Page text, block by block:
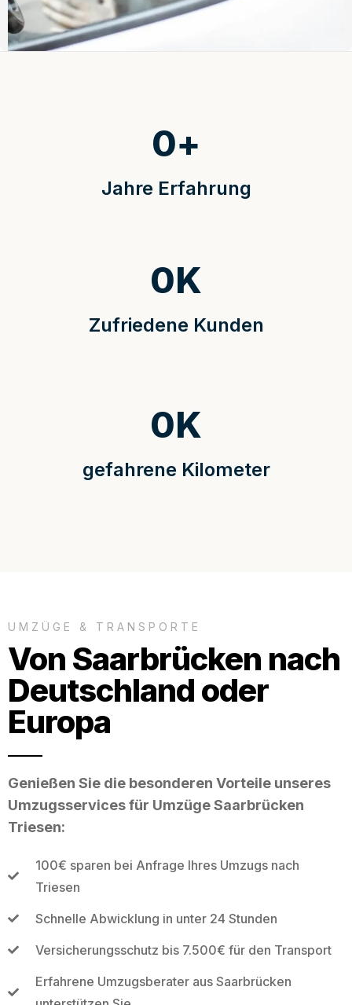
Jahre Erfahrung
0+
Zufriedene Kunden
0K
gefahrene Kilometer
0K
UMZÜGE & TRANSPORTE
Von Saarbrücken nach
Deutschland oder
Europa
Genießen Sie die besonderen Vorteile unseres
Umzugsservices für Umzüge Saarbrücken
Triesen:
100€ sparen bei Anfrage Ihres Umzugs nach
Triesen
Schnelle Abwicklung in unter 24 Stunden
Versicherungsschutz bis 7.500€ für den Transport
Erfahrene Umzugsberater aus Saarbrücken